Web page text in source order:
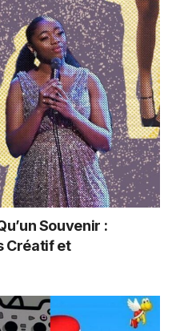
Souvenir :
Créatif et